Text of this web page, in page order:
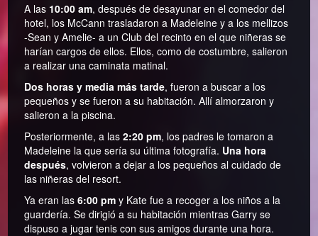
A las 10:00 am, después de desayunar en el comedor del
hotel, los McCann trasladaron a Madeleine y a los mellizos
-Sean y Amelie- a un Club del recinto en el que niñeras se
harían cargos de ellos. Ellos, como de costumbre, salieron
a realizar una caminata matinal.
Dos horas y media más tarde, fueron a buscar a los
pequeños y se fueron a su habitación. Allí almorzaron y
salieron a la piscina.
Posteriormente, a las2:20 pm, los padres le tomaron a
Madeleine la que sería su última fotografía. Una hora
después, volvieron a dejar a los pequeños al cuidado de
las niñeras del resort.
Ya eran las6:00 pm y Kate fue a recoger a los niños a la
guardería. Se dirigió a su habitación mientras Garry se
dispuso a jugar tenis con sus amigos durante una hora.